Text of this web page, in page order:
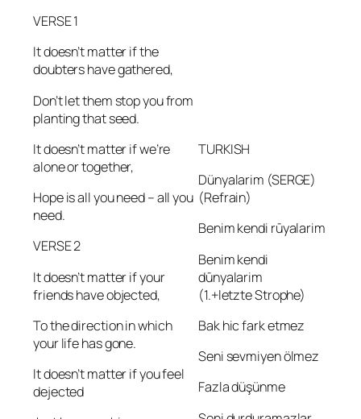
VERSE 1
It doesn’t matter if the
doubters have gathered,
Don’t let them stop you from
planting that seed.
It doesn’t matter if we’re
alone or together,
Hope is all you need – all you
need.
VERSE 2
It doesn’t matter if your
friends have objected,
To the direction in which
your life has gone.
It doesn’t matter if you feel
dejected
TURKISH
Dünyalarim (SERGE)
(Refrain)
Benim kendi rūyalarim
Benim kendi
dūnyalarim
(1.+letzte Strophe)
Bak hic fark etmez
Seni sevmiyen ölmez
Fazla düşünme